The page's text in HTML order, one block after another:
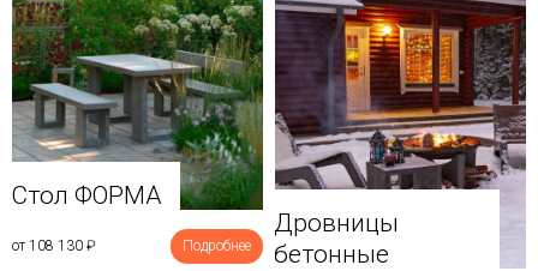
Стол ФОРМА
от 108 130 ₽ Подробнее
Дровницы
бетонные